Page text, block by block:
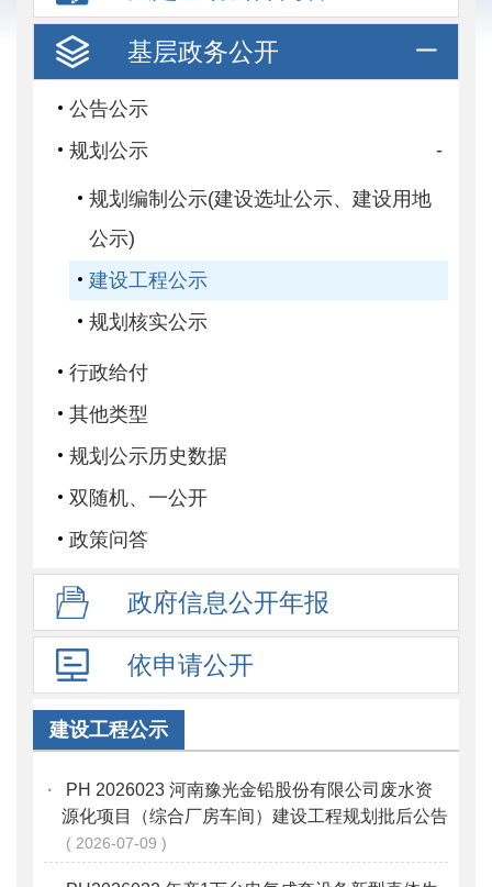
基层政务公开
公告公示
规划公示
-
规划编制公示(建设选址公示、建设用地
公示)
建设工程公示
规划核实公示
行政给付
其他类型
规划公示历史数据
双随机、一公开
政策问答
政府信息公开年报
依申请公开
建设工程公示
·
PH 2026023 河南豫光金铅股份有限公司废水资
源化项目（综合厂房车间）建设工程规划批后公告
2026-07-09